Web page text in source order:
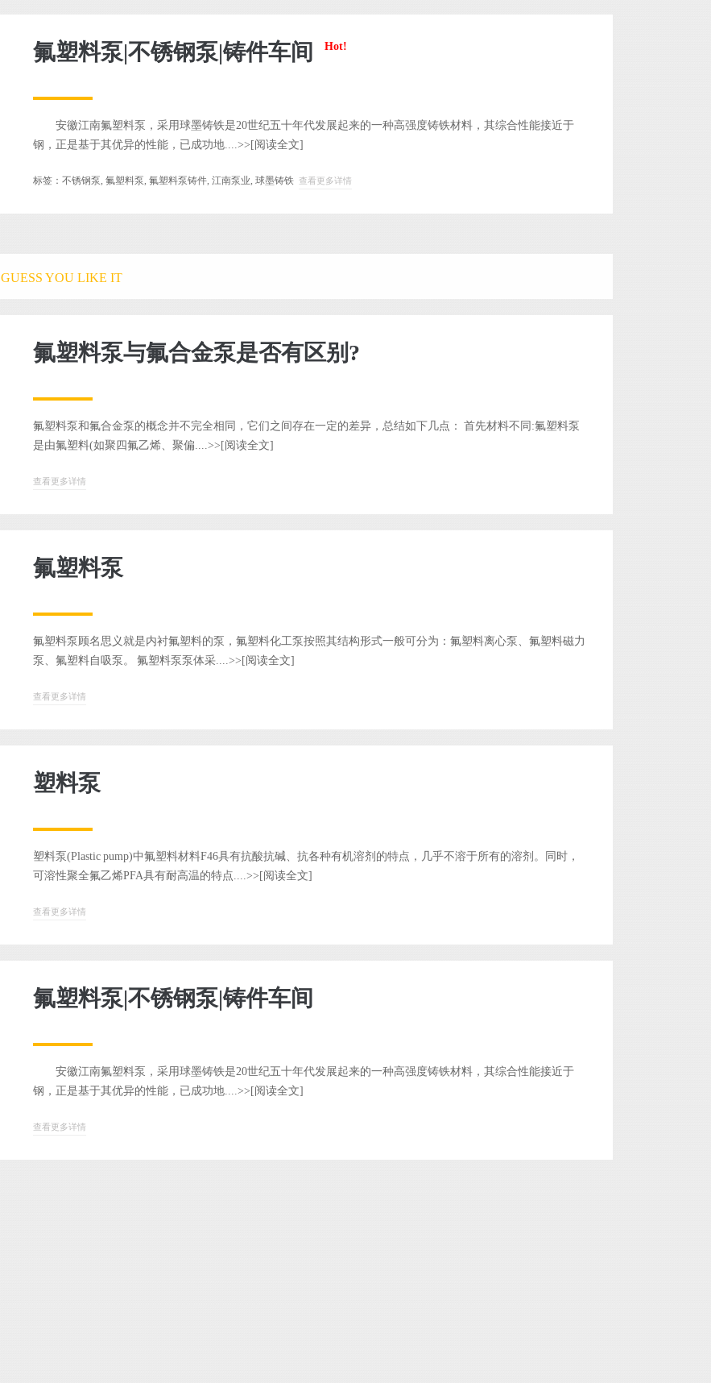
氟塑料泵|不锈钢泵|铸件车间 Hot!
安徽江南氟塑料泵，采用球墨铸铁是20世纪五十年代发展起来的一种高强度铸铁材料，其综合性能接近于
钢，正是基于其优异的性能，已成功地....>> [阅读全文]
标签： 不锈钢泵, 氟塑料泵, 氟塑料泵铸件, 江南泵业, 球墨铸铁 查看更多详情
GUESS YOU LIKE IT
氟塑料泵与氟合金泵是否有区别?
氟塑料泵和氟合金泵的概念并不完全相同，它们之间存在一定的差异，总结如下几点： 首先材料不同:氟塑料泵
是由氟塑料(如聚四氟乙烯、聚偏....>> [阅读全文]
查看更多详情
氟塑料泵
氟塑料泵顾名思义就是内衬氟塑料的泵，氟塑料化工泵按照其结构形式一般可分为：氟塑料离心泵、氟塑料磁力
泵、氟塑料自吸泵。 氟塑料泵泵体采....>> [阅读全文]
查看更多详情
塑料泵
塑料泵(Plastic pump)中氟塑料材料F46具有抗酸抗碱、抗各种有机溶剂的特点，几乎不溶于所有的溶剂。同时，
可溶性聚全氟乙烯PFA具有耐高温的特点....>> [阅读全文]
查看更多详情
氟塑料泵|不锈钢泵|铸件车间
安徽江南氟塑料泵，采用球墨铸铁是20世纪五十年代发展起来的一种高强度铸铁材料，其综合性能接近于
钢，正是基于其优异的性能，已成功地....>> [阅读全文]
查看更多详情